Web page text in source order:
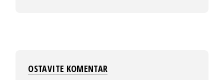
OSTAVITE KOMENTAR